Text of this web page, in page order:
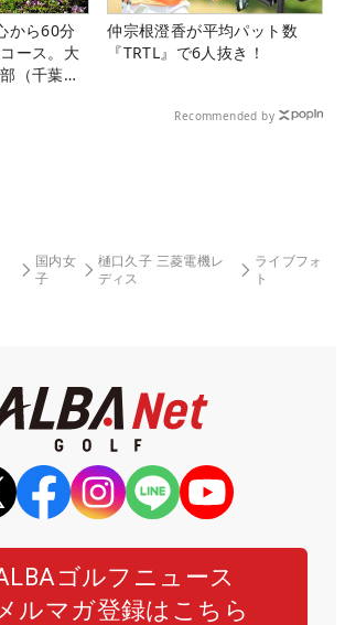
から60分
ース。大
（千葉
仲宗根澄香が平均パット数
『TRTL』で6人抜き！
Recommended by
国内女
子
樋口久子 三菱電機レ
ディス
ライブフォ
ト
ゴルフニュース
ルマガ登録はこちら